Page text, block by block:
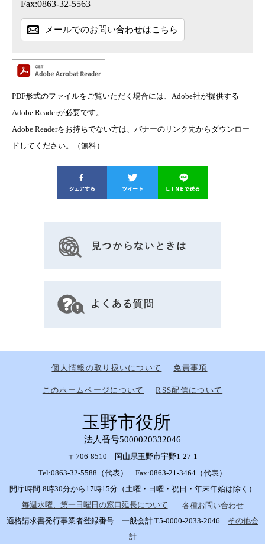
Fax:0863-32-5563
メールでのお問い合わせはこちら
PDF形式のファイルをご覧いただく場合には、Adobe社が提供する
Adobe Readerが必要です。
Adobe Readerをお持ちでない方は、バナーのリンク先からダウンロー
ドしてください。（無料）
個人情報の取り扱いについて 免責事項
このホームページについて RSS配信について
玉野市役所
法人番号5000020332046
〒706-8510 岡山県玉野市宇野1-27-1
Tel:0863-32-5588（代表） Fax:0863-21-3464（代表）
開庁時間:8時30分から17時15分（土曜・日曜・祝日・年末年始は除く）
毎週水曜、第一日曜日の窓口延長について
各種お問い合わせ
適格請求書発行事業者登録番号 一般会計 T5-0000-2033-2046 その他会
計